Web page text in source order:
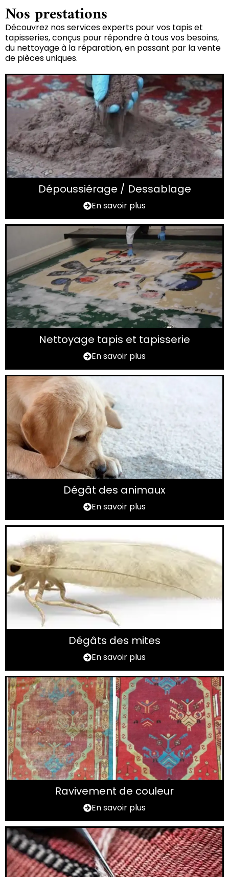
Nos prestations
Découvrez nos services experts pour vos tapis et
tapisseries, conçus pour répondre à tous vos besoins,
du nettoyage à la réparation, en passant par la vente
de pièces uniques.
Dépoussiérage / Dessablage
En savoir plus
Nettoyage tapis et tapisserie
En savoir plus
Dégât des animaux
En savoir plus
Dégâts des mites
En savoir plus
Ravivement de couleur
En savoir plus